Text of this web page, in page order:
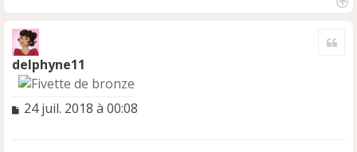
delphyne11
M
24 juil. 2018 à 00:08